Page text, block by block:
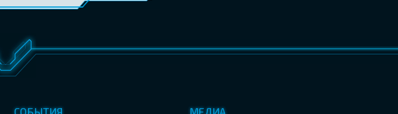
СОБЫТИЯ МЕДИА